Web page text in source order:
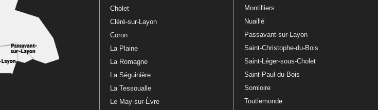
Cholet
Cléré-sur-Layon
Coron
La Plaine
La Romagne
La Séguinière
La Tessoualle
Le May-sur-Èvre
Montilliers
Nuaillé
Passavant-sur-Layon
Saint-Christophe-du-Bois
Saint-Léger-sous-Cholet
Saint-Paul-du-Bois
Somloire
Toutlemonde